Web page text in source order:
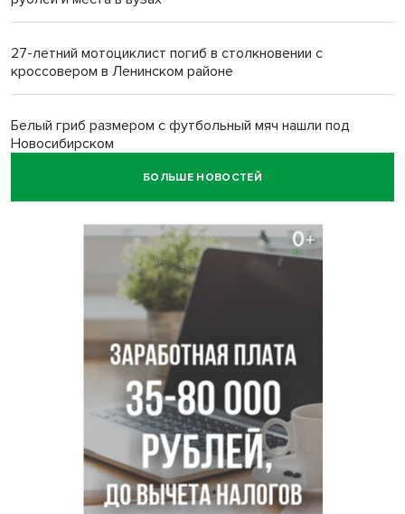
27-летний мотоциклист погиб в столкновении с
кроссовером в Ленинском районе
Белый гриб размером с футбольный мяч нашли под
Новосибирском
Спортсмены Новосибирска сдали почти 15 литров крови
Фейковые письма о защите от БПЛА рассылают
предприятиям Новосибирска
Миллион за переезд: в сёла Новосибирской области едут
20 работников культуры
О похолодании в августе-2026 рассказали синоптики в
БОЛЬШЕ НОВОСТЕЙ